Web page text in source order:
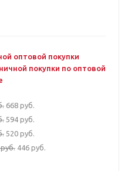
оптовой покупки
покупки по оптовой
668 руб.
594 руб.
520 руб.
446 руб.